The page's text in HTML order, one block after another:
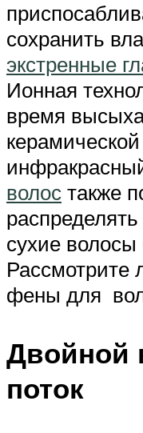
сохранить
экстренные
Ионная
время
волос также
сухие
фены для
Двойной
поток